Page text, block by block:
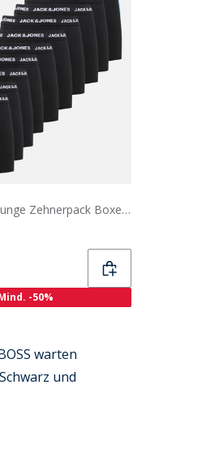
JACK & JONES Junge Zehnerpack Boxer Slips Schwarz
-50%
warten
und